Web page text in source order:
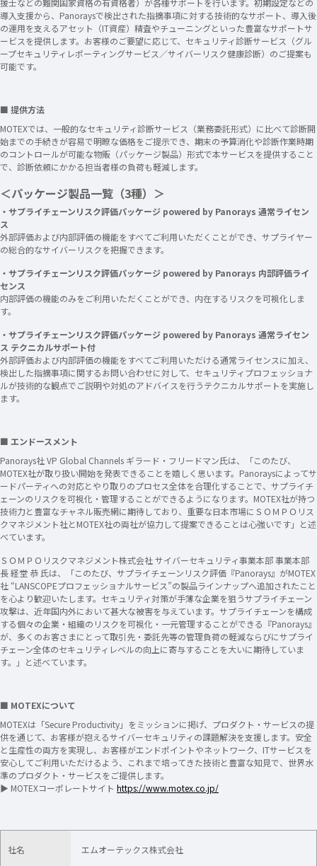
援士などの難関国家資格の有資格者）が各種サポートを行います。初期設定などの
導入支援から、Panoraysで検出された指摘事項に対する技術的なサポート、導入後
の運用を支えるアセット（IT資産）精査やチューニングといった豊富なサポートサ
ービスを提供します。お客様のご要望に応じて、セキュリティ診断サービス（グル
ープセキュリティレポーティングサービス／サイバーリスク健康診断）のご提案も
可能です。
■ 提供方法
MOTEXでは、一般的なセキュリティ診断サービス（業務委託形式）に比べて診断開
始までの手続きが容易で明瞭な価格をご提示でき、期末の予算消化や診断作業時期
のコントロールが可能な物販（パッケージ製品）形式で本サービスを提供すること
で、診断依頼にかかる担当者様の負荷も軽減します。
＜パッケージ製品一覧（3種）＞
・サプライチェーンリスク評価パッケージ powered by Panorays 通常ライセン
ス
外部評価および内部評価の機能をすべてご利用いただくことができ、サプライヤー
の総合的なサイバーリスクを把握できます。
・サプライチェーンリスク評価パッケージ powered by Panorays 内部評価ライ
センス
内部評価の機能のみをご利用いただくことができ、内在するリスクを可視化しま
す。
・サプライチェーンリスク評価パッケージ powered by Panorays 通常ライセン
ス テクニカルサポート付
外部評価および内部評価の機能をすべてご利用いただける通常ライセンスに加え、
検出した指摘事項に関するお問い合わせに対して、セキュリティプロフェッショナ
ルが技術的な観点でご説明や対処のアドバイスを行うテクニカルサポートを実施し
ます。
■ エンドースメント
Panorays社 VP Global Channels ギラード・フリードマン氏は、「このたび、
MOTEX社が取り扱い開始を発表できることを嬉しく思います。Panoraysによってサ
ードパーティへの対応とやり取りのプロセス全体を合理化することで、サプライチ
ェーンのリスクを可視化・管理することができるようになります。MOTEX社が持つ
技術力と豊富なチャネル販売網に期待しており、重要な日本市場にＳＯＭＰＯリス
クマネジメント社とMOTEX社の両社が協力して提案できることは心強いです」と述
べています。
ＳＯＭＰＯリスクマネジメント株式会社 サイバーセキュリティ事業本部 事業本部
長 経堂 恭 氏は、「このたび、サプライチェーンリスク評価『Panorays』がMOTEX
社 “LANSCOPEプロフェッショナルサービス”の製品ラインナップへ追加されたこと
を心より歓迎いたします。セキュリティ対策が手薄な企業を狙うサプライチェーン
攻撃は、近年国内外において甚大な被害を与えています。サプライチェーンを構成
する個々の企業・組織のリスクを可視化・一元管理することができる『Panorays』
が、多くのお客さまにとって取引先・委託先等の管理負荷の軽減ならびにサプライ
チェーン全体のセキュリティレベルの向上に寄与することを大いに期待していま
す。」と述べています。
■ MOTEXについて
MOTEXは「Secure Productivity」をミッションに掲げ、プロダクト・サービスの提
供を通じて、お客様が抱えるサイバーセキュリティの課題解決を支援します。安全
と生産性の両方を実現し、お客様がエンドポイントやネットワーク、ITサービスを
安心してご利用いただけるよう、これまで培ってきた技術と豊富な知見で、世界水
準のプロダクト・サービスをご提供します。
▶ MOTEXコーポレートサイト https://www.motex.co.jp/
社名 エムオーテックス株式会社